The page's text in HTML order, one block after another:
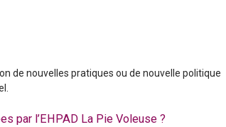
de nouvelles pratiques ou de nouvelle politique
par l’EHPAD La Pie Voleuse ?